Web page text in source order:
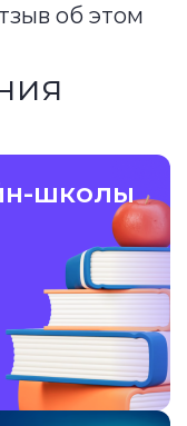
об этом
школы